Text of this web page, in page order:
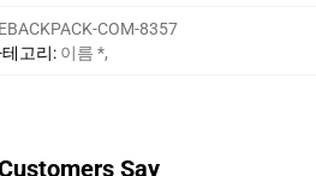
COM-8357
고리: 이름 *,
Say